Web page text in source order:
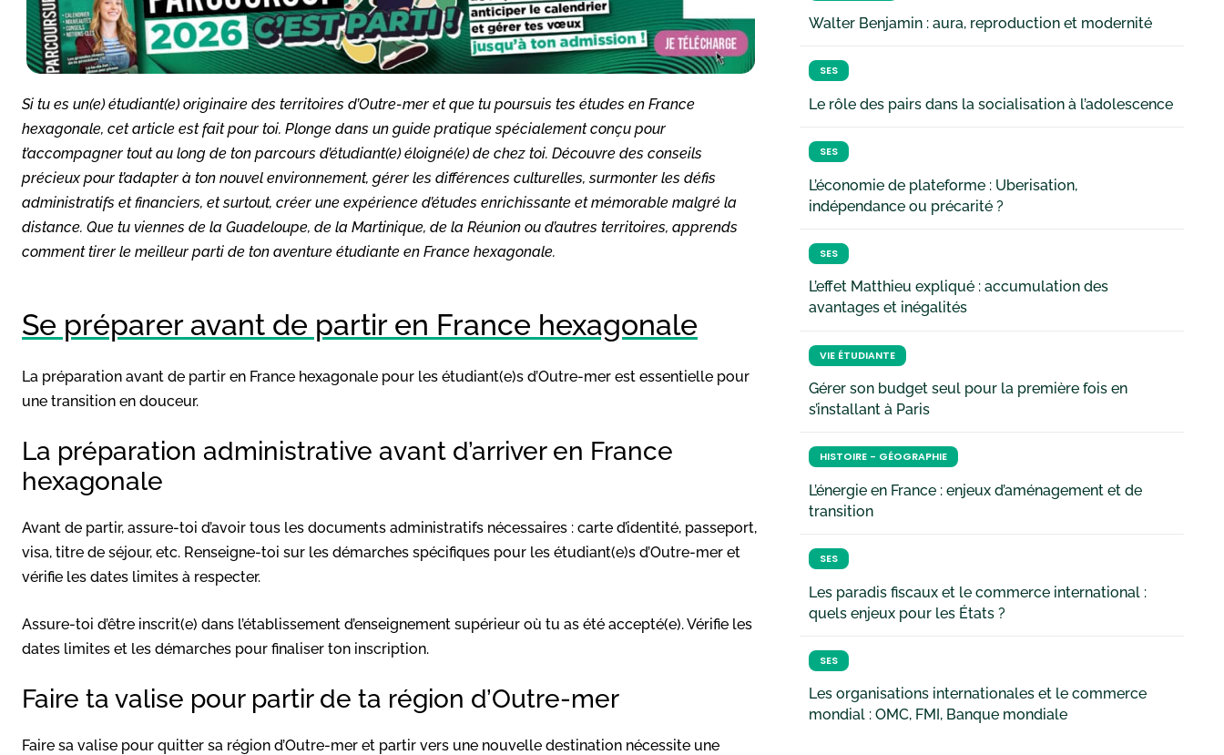
Si tu es un(e) étudiant(e) originaire des territoires d’Outre-mer et que tu poursuis tes études en France
hexagonale, cet article est fait pour toi. Plonge dans un guide pratique spécialement conçu pour
t’accompagner tout au long de ton parcours d’étudiant(e) éloigné(e) de chez toi. Découvre des conseils
précieux pour t’adapter à ton nouvel environnement, gérer les différences culturelles, surmonter les défis
administratifs et financiers, et surtout, créer une expérience d’études enrichissante et mémorable malgré la
distance. Que tu viennes de la Guadeloupe, de la Martinique, de la Réunion ou d’autres territoires, apprends
comment tirer le meilleur parti de ton aventure étudiante en France hexagonale.
Se préparer avant de partir en France hexagonale
La préparation avant de partir en France hexagonale pour les étudiant(e)s d’Outre-mer est essentielle pour
une transition en douceur.
La préparation administrative avant d’arriver en France
hexagonale
Avant de partir, assure-toi d’avoir tous les documents administratifs nécessaires : carte d’identité, passeport,
visa, titre de séjour, etc. Renseigne-toi sur les démarches spécifiques pour les étudiant(e)s d’Outre-mer et
vérifie les dates limites à respecter.
Assure-toi d’être inscrit(e) dans l’établissement d’enseignement supérieur où tu as été accepté(e). Vérifie les
dates limites et les démarches pour finaliser ton inscription.
Faire ta valise pour partir de ta région d’Outre-mer
Faire sa valise pour quitter sa région d’Outre-mer et partir vers une nouvelle destination nécessite une
Walter Benjamin : aura, reproduction et modernité
SES
Le rôle des pairs dans la socialisation à l’adolescence
SES
L’économie de plateforme : Uberisation,
indépendance ou précarité ?
SES
L’effet Matthieu expliqué : accumulation des
avantages et inégalités
VIE ÉTUDIANTE
Gérer son budget seul pour la première fois en
s’installant à Paris
HISTOIRE - GÉOGRAPHIE
L’énergie en France : enjeux d’aménagement et de
transition
SES
Les paradis fiscaux et le commerce international :
quels enjeux pour les États ?
SES
Les organisations internationales et le commerce
mondial : OMC, FMI, Banque mondiale